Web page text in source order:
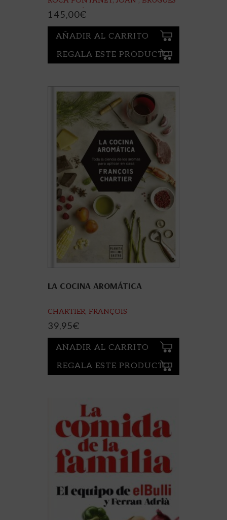
FONTANÉ, SALVADOR
145,00€
AÑADIR AL CARRITO
REGALA ESTE PRODUCTO
LA COCINA AROMÁTICA
CHARTIER, FRANÇOIS
39,95€
AÑADIR AL CARRITO
REGALA ESTE PRODUCTO